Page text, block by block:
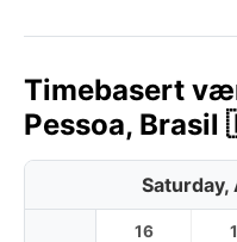
Timebasert
Pessoa,
16